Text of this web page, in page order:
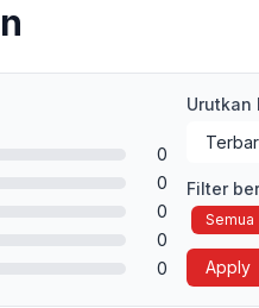
0
0
0
0
0
Urutkan
Filter
Semua
Apply